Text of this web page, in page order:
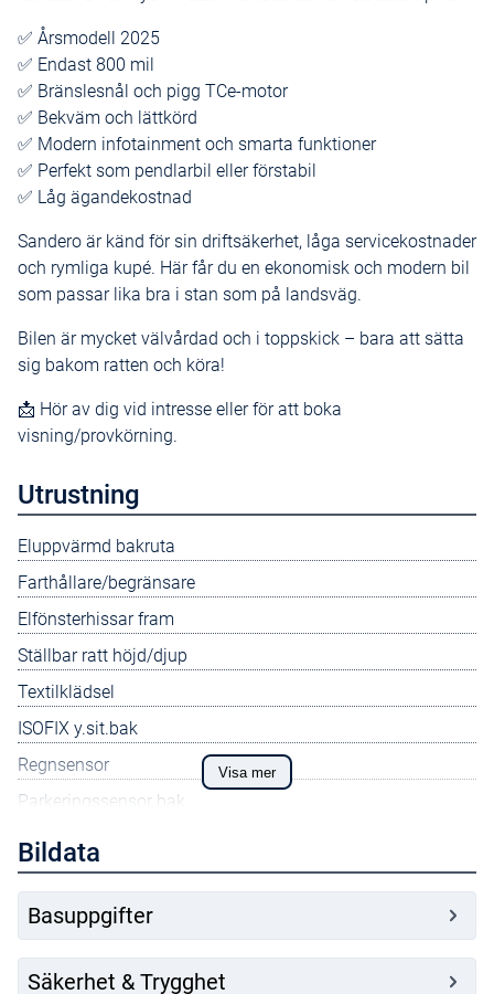
✅ Årsmodell 2025
✅ Endast 800 mil
✅ Bränslesnål och pigg TCe-motor
✅ Bekväm och lättkörd
✅ Modern infotainment och smarta funktioner
✅ Perfekt som pendlarbil eller förstabil
✅ Låg ägandekostnad
Sandero är känd för sin driftsäkerhet, låga servicekostnader
och rymliga kupé. Här får du en ekonomisk och modern bil
som passar lika bra i stan som på landsväg.
Bilen är mycket välvårdad och i toppskick – bara att sätta
sig bakom ratten och köra!
📩 Hör av dig vid intresse eller för att boka
visning/provkörning.
Utrustning
Eluppvärmd bakruta
Farthållare/begränsare
Elfönsterhissar fram
Ställbar ratt höjd/djup
Textilklädsel
ISOFIX y.sit.bak
Regnsensor
Parkeringssensor bak
Man luftkonditionering
2 högtalare fram
15t plåtlfälg m hjulsidor
Lätt tonade rutor
Visa mer
Bildata
Basuppgifter
Säkerhet & Trygghet